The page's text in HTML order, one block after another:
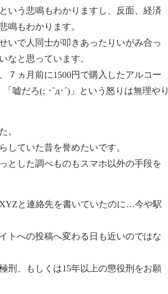
いう悲鳴もわかりますし、反面、経済
鳴もわかります。
いで人同士が叩きあったりいがみ合っ
なと思っています。
７ヵ月前に1500円で購入したアルコー
嘘だろ(; ･`д･´)」という怒りは無理やり
。
していた昔を誉めたいです。
とした調べものもスマホ以外の手段を
と連絡先を書いていたのに…今や駅
トへの投稿へ変わる日も近いのではな
刑、もしくは15年以上の懲役刑をお願